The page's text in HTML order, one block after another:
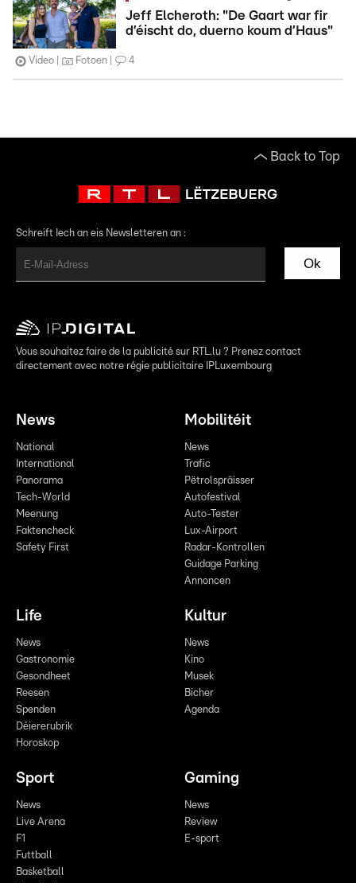
Jeff Elcheroth: "De Gaart war fir
d’éischt do, duerno koum d’Haus"
Video Fotoen 4
Back to Top
Schreift Iech an eis Newsletteren an :
Ok
Vous souhaitez faire de la publicité sur RTL.lu ? Prenez contact
directement avec notre régie publicitaire IPLuxembourg
News
National
International
Panorama
Tech-World
Meenung
Faktencheck
Safety First
Mobilitéit
News
Trafic
Pëtrolspräisser
Autofestival
Auto-Tester
Lux-Airport
Radar-Kontrollen
Guidage Parking
Annoncen
Life
News
Gastronomie
Gesondheet
Reesen
Spenden
Déiererubrik
Horoskop
Kultur
News
Kino
Musek
Bicher
Agenda
Sport
News
Live Arena
F1
Futtball
Basketball
Gaming
News
Review
E-sport